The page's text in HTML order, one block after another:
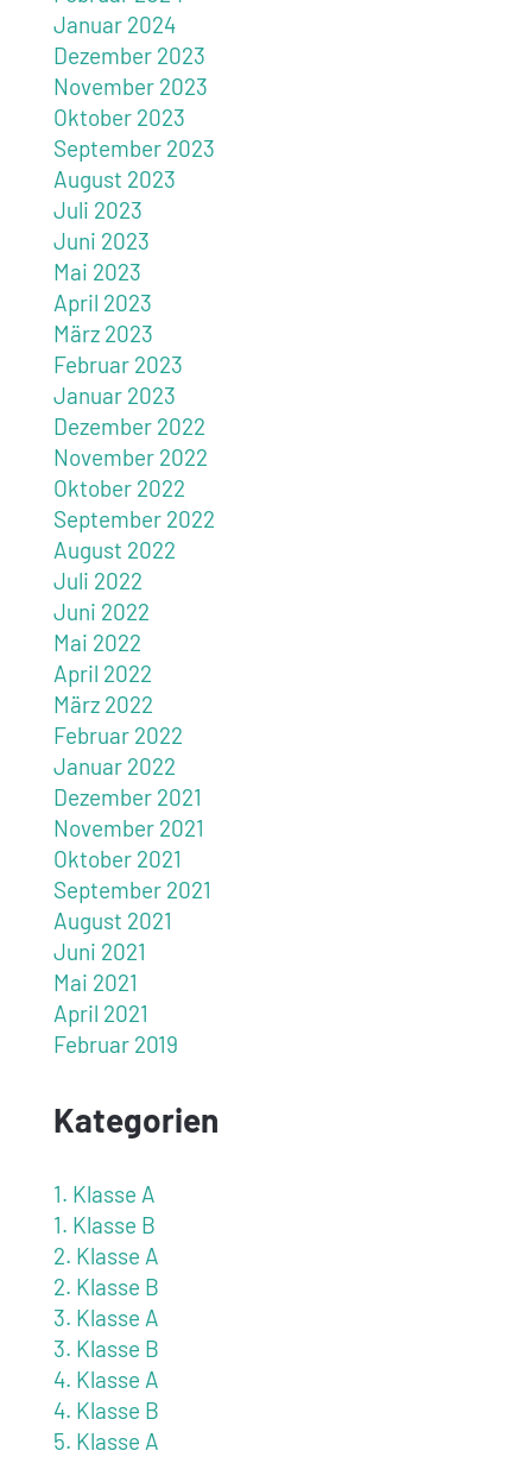
Januar 2024
Dezember 2023
November 2023
Oktober 2023
September 2023
August 2023
Juli 2023
Juni 2023
Mai 2023
April 2023
März 2023
Februar 2023
Januar 2023
Dezember 2022
November 2022
Oktober 2022
September 2022
August 2022
Juli 2022
Juni 2022
Mai 2022
April 2022
März 2022
Februar 2022
Januar 2022
Dezember 2021
November 2021
Oktober 2021
September 2021
August 2021
Juni 2021
Mai 2021
April 2021
Februar 2019
Kategorien
1. Klasse A
1. Klasse B
2. Klasse A
2. Klasse B
3. Klasse A
3. Klasse B
4. Klasse A
4. Klasse B
5. Klasse A